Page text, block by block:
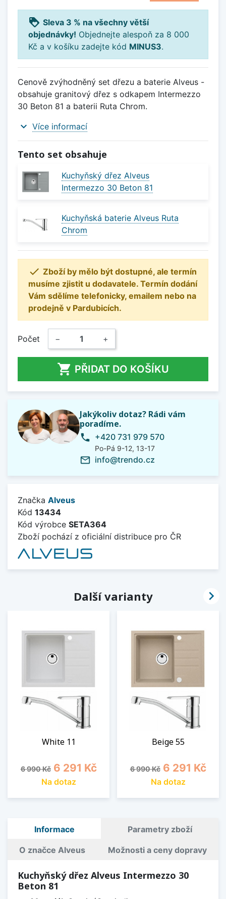
loyalty Sleva 3 % na všechny větší
objednávky! Objednejte alespoň za 8 000
Kč a v košíku zadejte kód MINUS3.
Cenově zvýhodněný set dřezu a baterie Alveus -
obsahuje granitový dřez s odkapem Intermezzo
30 Beton 81 a baterii Ruta Chrom.
expand_more Více informací
Tento set obsahuje
Kuchyňský dřez Alveus
Intermezzo 30 Beton 81
Kuchyňská baterie Alveus Ruta
Chrom
 Zboží by mělo být dostupné, ale termín
musíme zjistit u dodavatele. Termín dodání
Vám sdělíme telefonicky, emailem nebo na
prodejně v Pardubicích.
Počet − +
 PŘIDAT DO KOŠÍKU
Jakýkoliv dotaz? Rádi vám
poradíme.
phone +420 731 979 570
Po-Pá 9-12, 13-17
mail_outline info@trendo.cz
Značka Alveus
Kód 13434
Kód výrobce SETA364
Zboží pochází z oficiální distribuce pro ČR
Další varianty
White 11
Běžná cena
6 990 Kč Cena
6 291 Kč
Na dotaz
Beige 55
Běžná cena
6 990 Kč Cena
6 291 Kč
Na dotaz

Informace Parametry zboží
O značce Alveus Možnosti a ceny dopravy
Kuchyňský dřez Alveus Intermezzo 30
Beton 81